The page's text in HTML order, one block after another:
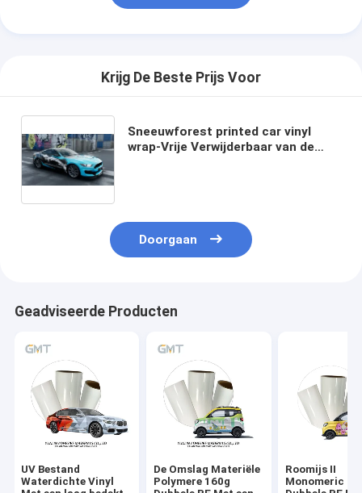
Krijg De Beste Prijs Voor
Sneeuwforest printed car vinyl
wrap-Vrije Verwijderbaar van de
Doorgaan
Geadviseerde Producten
UV Bestand
Waterdichte Vinyl
De Omslag Materiële
Polymere 160g
Roomijs II
Monomeric